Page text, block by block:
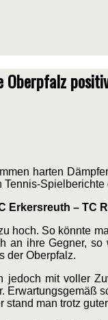
Oberpfalz
harten
Erkersreuth – TC
hoch. So könnte
an ihre Gegner,
der Oberpfalz.
jedoch mit voller
Erwartungsgemäß
stand man trotz